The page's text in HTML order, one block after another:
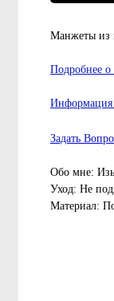
Манжеты из
Подробнее о
Информация
Задать
Обо мне:
Уход: Не
Материал: